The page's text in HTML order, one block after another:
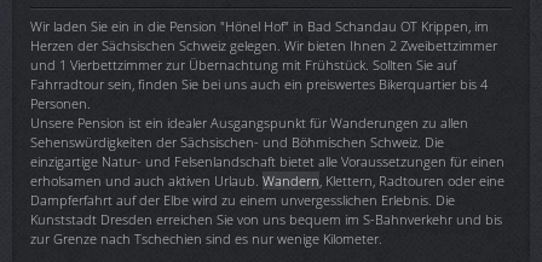
Wir laden Sie ein in die Pension "Hönel Hof" in Bad Schandau OT Krippen, im
Herzen der Sächsischen Schweiz gelegen. Wir bieten Ihnen 2 Zweibettzimmer
und 1 Vierbettzimmer zur Übernachtung mit Frühstück. Sollten Sie auf
Fahrradtour sein, finden Sie bei uns auch ein preiswertes Bikerquartier bis 4
Personen.
Unsere Pension ist ein idealer Ausgangspunkt für Wanderungen zu allen
Sehenswürdigkeiten der Sächsischen- und Böhmischen Schweiz. Die
einzigartige Natur- und Felsenlandschaft bietet alle Voraussetzungen für einen
erholsamen und auch aktiven Urlaub. Wandern , Klettern, Radtouren oder eine
Dampferfahrt auf der Elbe wird zu einem unvergesslichen Erlebnis. Die
Kunststadt Dresden erreichen Sie von uns bequem im S-Bahnverkehr und bis
zur Grenze nach Tschechien sind es nur wenige Kilometer.